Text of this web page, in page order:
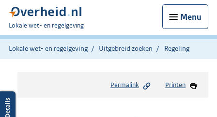
Menu
U
bent
hier:
Lokale wet- en regelgeving
Lokale wet- en regelgeving Uitgebreid zoeken Regeling
Permalink Printen